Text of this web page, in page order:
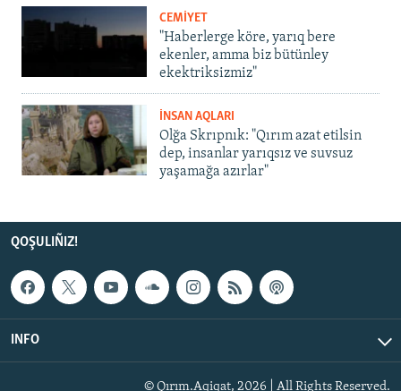
CEMİYET
"Haberlerge köre, yarıq bere
ekenler, amma biz bütünley
ekektriksizmiz"
İNSAN AQLARI
Olğa Skrıpnık: "Qırım azat etilsin
dep, insanlar yarıqsız ve suvsuz
yaşamağa azırlar"
QOŞULIÑIZ!
INFO
© Qırım.Aqiqat, 2026 | All Rights Reserved.